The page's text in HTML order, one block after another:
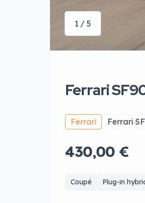
1 / 5
Ferrari
Ferrari Ferrari
430,00 €
Coupé Plug-in